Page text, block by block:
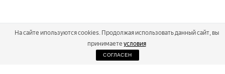
На сайте ипользуются cookies. Продолжая использовать данный сайт, вы
принимаете условия
СОГЛАСЕН